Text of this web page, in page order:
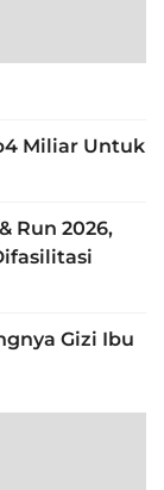
Miliar Untuk
Run 2026,
Gizi Ibu